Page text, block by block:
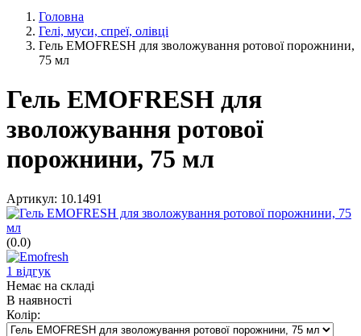
Головна
Гелі, муси, спреї, олівці
Гель EMOFRESH для зволожування ротової порожнини,
75 мл
Гель EMOFRESH для
зволожування ротової
порожнини, 75 мл
Артикул: 10.1491
(0.0)
1 відгук
Немає на складі
В наявності
Колір: